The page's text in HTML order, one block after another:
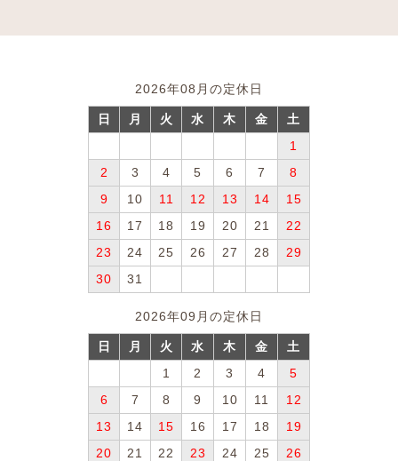
2026年08月の定休日
日 月 火 水 木 金
土
1
2
3 4 5 6 7
8
9
10 11 12 13 14
15
16
17 18 19 20 21
22
23
24 25 26 27 28
29
30
31
2026年09月の定休日
日 月 火 水 木 金
土
1
2 3 4
5
6
7 8 9 10 11
12
13
14 15 16 17 18
19
20
21 22 23 24 25 26